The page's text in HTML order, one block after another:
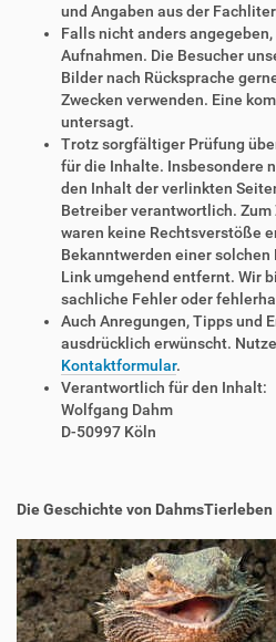
und Angaben aus der
Falls nicht anders
Aufnahmen. Die Besucher
Bilder nach Rücksprache
Zwecken verwenden. Eine
untersagt.
Trotz sorgfältiger Prüfung
für die Inhalte. Insbesondere
den Inhalt der verlinkten
Betreiber verantwortlich.
waren keine Rechtsverstöße
Bekanntwerden einer
Link umgehend entfernt. Wir
sachliche Fehler oder
Auch Anregungen, Tipps und
ausdrücklich erwünscht.
Kontaktformular.
Verantwortlich für den Inhalt:
Wolfgang Dahm
D-50997 Köln
Die Geschichte von DahmsTierleben